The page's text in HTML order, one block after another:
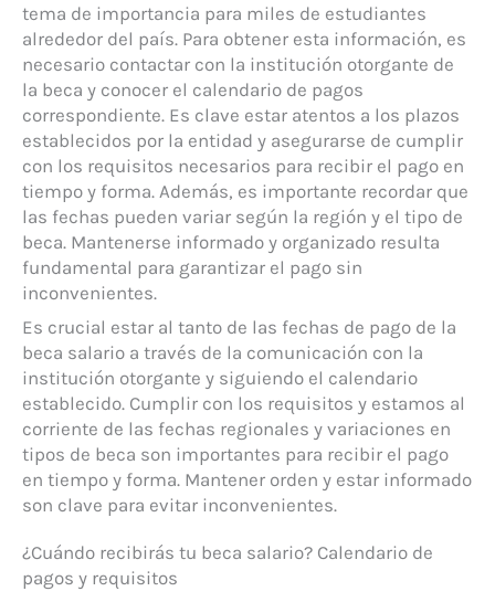
tema de importancia para miles de estudiantes
alrededor del país. Para obtener esta información, es
necesario contactar con la institución otorgante de
la beca y conocer el calendario de pagos
correspondiente. Es clave estar atentos a los plazos
establecidos por la entidad y asegurarse de cumplir
con los requisitos necesarios para recibir el pago en
tiempo y forma. Además, es importante recordar que
las fechas pueden variar según la región y el tipo de
beca. Mantenerse informado y organizado resulta
fundamental para garantizar el pago sin
inconvenientes.
Es crucial estar al tanto de las fechas de pago de la
beca salario a través de la comunicación con la
institución otorgante y siguiendo el calendario
establecido. Cumplir con los requisitos y estamos al
corriente de las fechas regionales y variaciones en
tipos de beca son importantes para recibir el pago
en tiempo y forma. Mantener orden y estar informado
son clave para evitar inconvenientes.
¿Cuándo recibirás tu beca salario? Calendario de
pagos y requisitos